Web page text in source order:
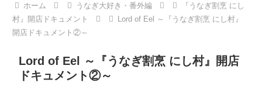
ホーム うなぎ大好き・番外編
『うなぎ割烹 にし
村』開店ドキュメント
Lord of Eel ～『うなぎ割烹 にし村』
開店ドキュメント②～
Lord of Eel ～『うなぎ割烹 にし村』開店
ドキュメント②～